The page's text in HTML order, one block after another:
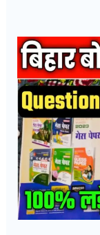
Bihar
Board
Class
12th
PHYSICS
Question
Bank
2024
/